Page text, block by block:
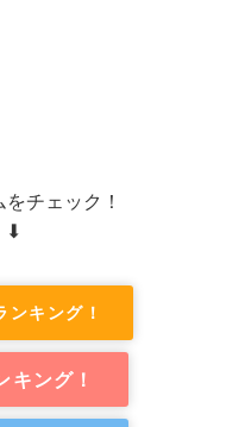
チェック！
キング！
キング！